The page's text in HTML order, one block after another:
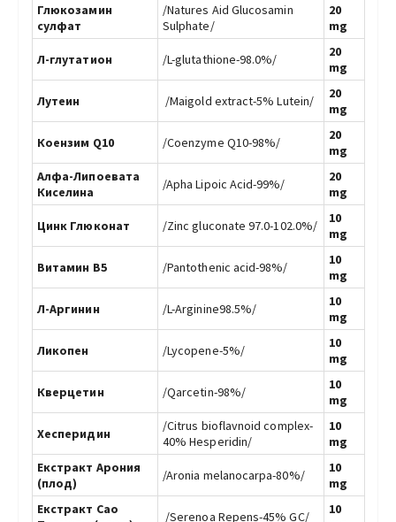
Глюкозамин
сулфат
/Natures Aid Glucosamin
Sulphate/
20
mg
Л-глутатион /L-glutathione-98.0%/
20
mg
Лутеин /Maigold extract-5% Lutein/
20
mg
Коензим Q10 /Coenzyme Q10-98%/
20
mg
Алфа-Липоевата
Киселина
/Apha Lipoic Acid-99%/
20
mg
Цинк Глюконат /Zinc gluconate 97.0-102.0%/
10
mg
Витамин В5 /Pantothenic acid-98%/
10
mg
Л-Аргинин /L-Arginine98.5%/
10
mg
Ликопен /Lycopene-5%/
10
mg
Квeрцетин /Qarcetin-98%/
10
mg
Хесперидин
/Citrus bioflavnoid complex-
40% Hesperidin/
10
mg
Екстракт Арония
(плод)
/Aronia melanocarpa-80%/
10
mg
Екстракт Сао
/Serenoa Repens-45% GC/
10